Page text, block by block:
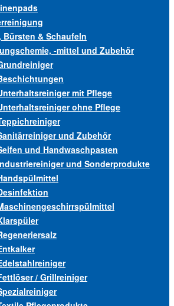
Bürsten & Schaufeln
-mittel und Zubehör
mit Pflege
ohne Pflege
und Zubehör
und Handwaschpasten
und Sonderprodukte
/ Grillreiniger